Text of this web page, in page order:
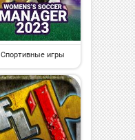
Спортивные игры